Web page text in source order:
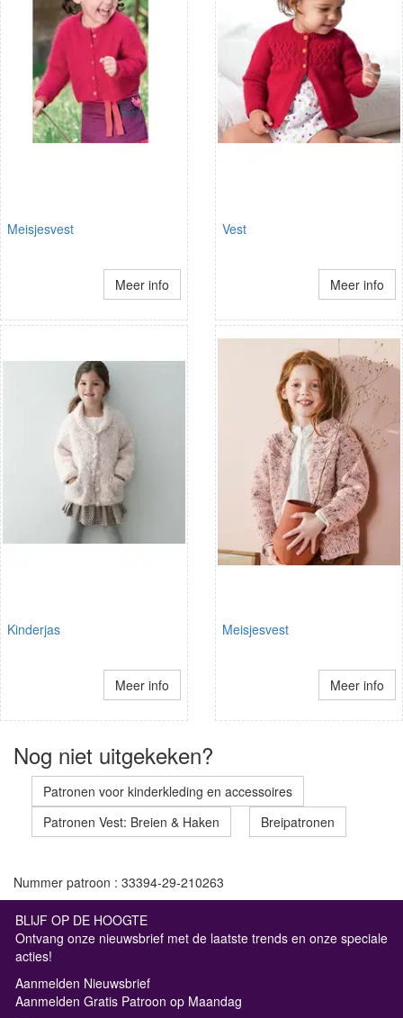
Meisjesvest
Meer info
Vest
Meer info
Kinderjas
Meer info
Meisjesvest
Meer info
Nog niet uitgekeken?
Patronen voor kinderkleding en accessoires
Patronen Vest: Breien & Haken
Breipatronen
Nummer patroon : 33394-29-210263
BLIJF OP DE HOOGTE
Ontvang onze nieuwsbrief met de laatste trends en onze speciale
acties!
Aanmelden Nieuwsbrief
Aanmelden Gratis Patroon op Maandag